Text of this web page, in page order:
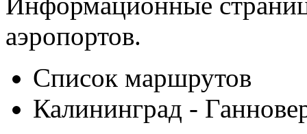
аэропортов.
Список маршрутов
Калининград -